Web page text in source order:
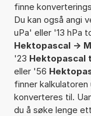
finne
Du kan også angi
uPa' eller '13 hPa
Hektopascal ->
'23 Hektopascal
eller '56
finner
konverteres til.
du å søke lenge